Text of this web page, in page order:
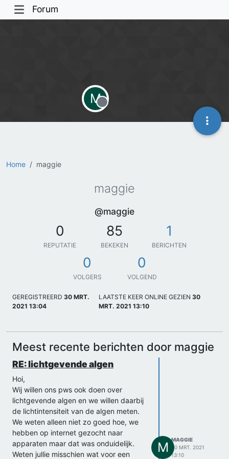
Forum
Home maggie
M
Offline
maggie
@maggie
0
REPUTATIE
85
BEKEKEN
1
BERICHTEN
0
VOLGERS
0
VOLGEND
GEREGISTREERD 30 MRT.
2021 13:04
LAATSTE KEER ONLINE GEZIEN 30
MRT. 2021 13:10
Meest recente berichten door maggie
RE: lichtgevende algen
Hoi,
Wij willen ons pws ook doen over
lichtgevende algen en we willen daarbij
de lichtintensiteit van de algen meten.
We weten alleen niet zo goed hoe, we
hebben op internet gezocht naar
apparaten maar dat was onduidelijk.
Weten jullie misschien wat voor een
M MAGGIE
30 MRT. 2021
13:10